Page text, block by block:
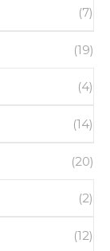
(7)
(19)
(4)
(14)
(20)
(2)
(12)